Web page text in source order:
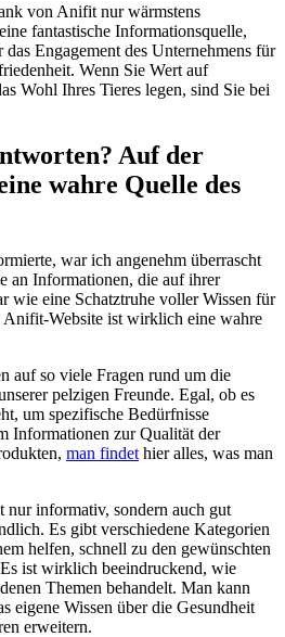
von Anifit nur wärmstens⁤
fantastische Informationsquelle,
Engagement des Unternehmens für
Wenn Sie Wert⁣ auf
Wohl Ihres Tieres legen, sind ​Sie bei
Auf der
wahre Quelle des
war ich angenehm ​überrascht
an Informationen, die auf ihrer
wie eine Schatztruhe voller Wissen⁤ für
Website ist‌ wirklich eine wahre
auf so viele Fragen rund um ⁣die
​pelzigen Freunde. Egal, ‌ob es
um spezifische Bedürfnisse
Informationen‌ zur Qualität der
man findet hier alles, was‍ man
informativ, sondern auch gut
Es gibt verschiedene Kategorien
‍helfen, schnell zu den gewünschten
ist wirklich beeindruckend, wie
Themen behandelt. Man kann
eigene Wissen über die Gesundheit
erweitern.